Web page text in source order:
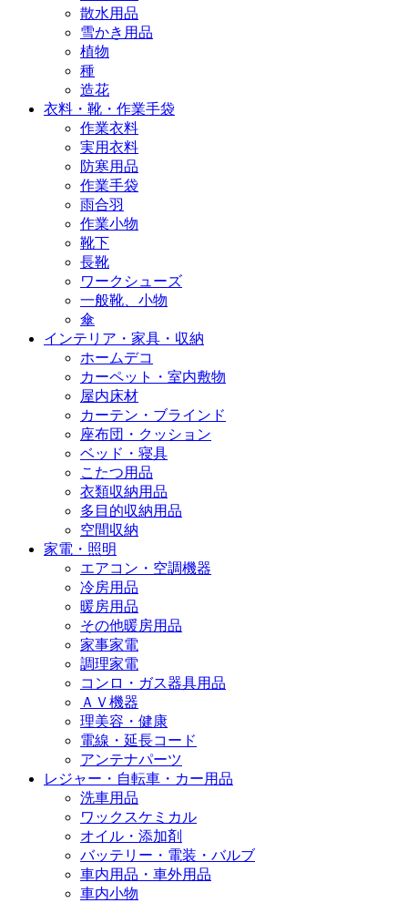
散水用品
雪かき用品
植物
種
造花
衣料・靴・作業手袋
作業衣料
実用衣料
防寒用品
作業手袋
雨合羽
作業小物
靴下
長靴
ワークシューズ
一般靴、小物
傘
インテリア・家具・収納
ホームデコ
カーペット・室内敷物
屋内床材
カーテン・ブラインド
座布団・クッション
ベッド・寝具
こたつ用品
衣類収納用品
多目的収納用品
空間収納
家電・照明
エアコン・空調機器
冷房用品
暖房用品
その他暖房用品
家事家電
調理家電
コンロ・ガス器具用品
ＡＶ機器
理美容・健康
電線・延長コード
アンテナパーツ
レジャー・自転車・カー用品
洗車用品
ワックスケミカル
オイル・添加剤
バッテリー・電装・バルブ
車内用品・車外用品
車内小物